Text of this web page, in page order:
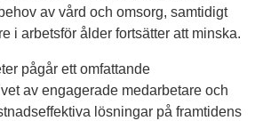
av vård och omsorg, samtidigt
i arbetsför ålder fortsätter att minska.
pågår ett omfattande
av engagerade medarbetare och
lösningar på framtidens